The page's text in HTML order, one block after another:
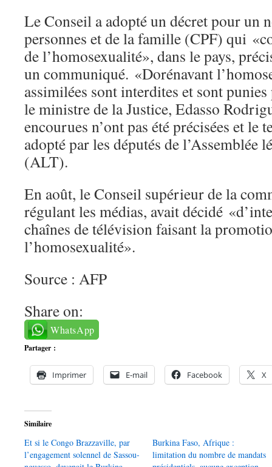
Le Conseil a adopté un décret pour un
personnes et de la famille (CPF) qui
de l’homosexualité», dans le pays,
un communiqué. «Dorénavant
assimilées sont interdites et sont
le ministre de la Justice, Edasso
encourues n’ont pas été précisées et le
adopté par les députés de l’Assemblée
(ALT).
En août, le Conseil supérieur de la
régulant les médias, avait décidé
chaînes de télévision faisant la
l’homosexualité».
Source : AFP
Share on:
WhatsApp
Partager :
Imprimer E-mail Facebook X
Similaire
Et si le Congo Brazzaville, par
l’engagement solennel de Sassou-
Burkina Faso, Afrique :
limitation du nombre de mandats